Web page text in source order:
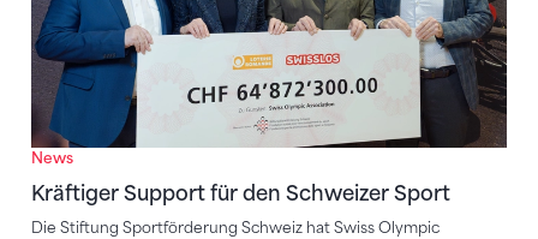
News
Kräftiger Support für den Schweizer Sport
Die Stiftung Sportförderung Schweiz hat Swiss Olympic